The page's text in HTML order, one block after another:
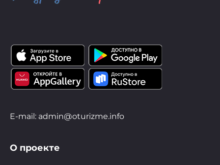
E-mail: admin@oturizme.info
О проекте